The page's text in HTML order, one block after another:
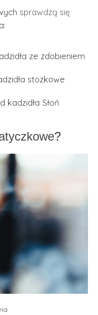
sprawdzą się
:
ze zdobieniem
stożkowe
Słoń
?